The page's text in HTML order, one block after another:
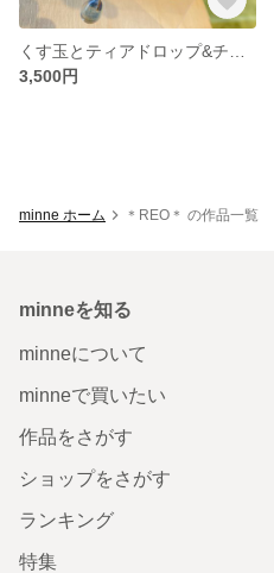
3,500円
minne ホーム ＊REO＊ の作品一覧
minneを知る
minneについて
minneで買いたい
作品をさがす
ショップをさがす
ランキング
特集